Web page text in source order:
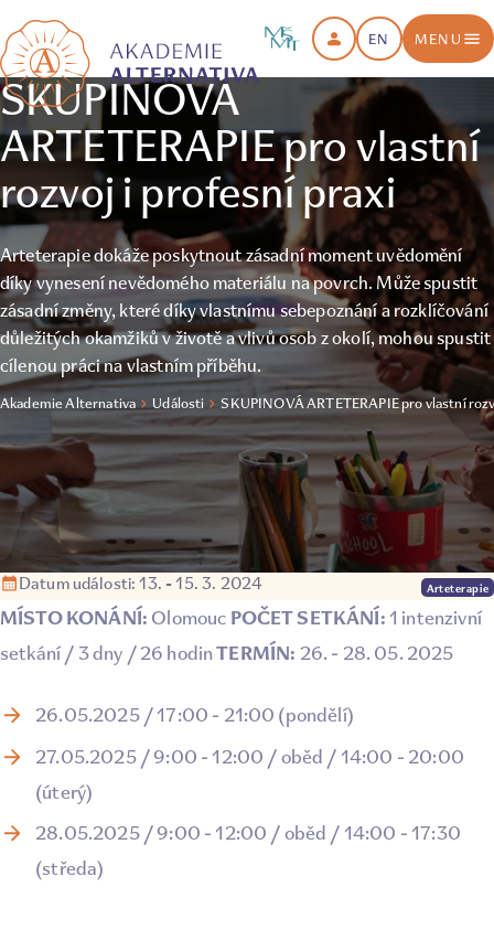
EN MENU
SKUPINOVÁ
ARTETERAPIE pro vlastní
rozvoj i profesní praxi
Arteterapie dokáže poskytnout zásadní moment uvědomění
díky vynesení nevědomého materiálu na povrch. Může spustit
zásadní změny, které díky vlastnímu sebepoznání a rozklíčování
důležitých okamžiků v životě a vlivů osob z okolí, mohou spustit
cílenou práci na vlastním příběhu.
Akademie Alternativa Události SKUPINOVÁ ARTETERAPIE pro vlastní
Datum události: 13. - 15. 3. 2024 Arteterapie
MÍSTO KONÁNÍ: Olomouc POČET SETKÁNÍ: 1 intenzivní
setkání / 3 dny / 26 hodinTERMÍN: 26. - 28. 05. 2025
26.05.2025 / 17:00 - 21:00 (pondělí)
27.05.2025 / 9:00 - 12:00 / oběd / 14:00 - 20:00
(úterý)
28.05.2025 / 9:00 - 12:00 / oběd / 14:00 - 17:30
(středa)